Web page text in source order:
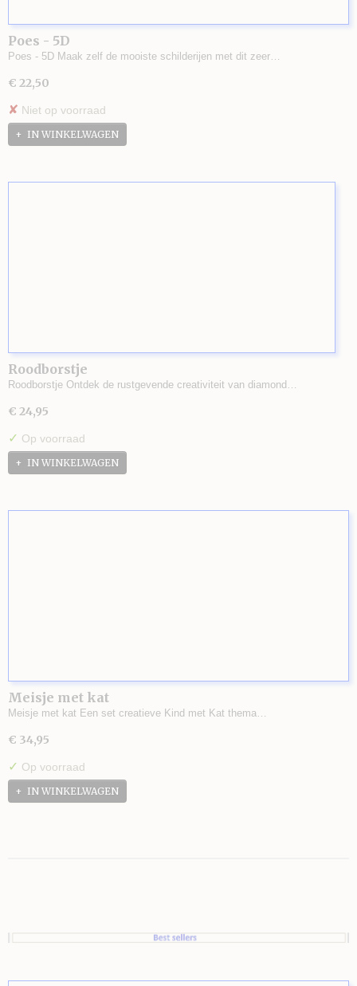
Poes - 5D
Poes - 5D Maak zelf de mooiste schilderijen met dit zeer…
€ 22,50
✘ Niet op voorraad
IN WINKELWAGEN
Roodborstje
Roodborstje Ontdek de rustgevende creativiteit van diamond…
€ 24,95
✓ Op voorraad
IN WINKELWAGEN
Meisje met kat
Meisje met kat Een set creatieve Kind met Kat thema…
€ 34,95
✓ Op voorraad
IN WINKELWAGEN